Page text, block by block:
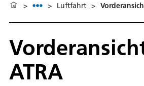
> > Luftfahrt >
ATRA